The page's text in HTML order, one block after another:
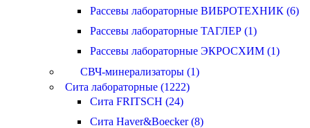
Рассевы лабораторные ВИБРОТЕХНИК (6)
Рассевы лабораторные ТАГЛЕР (1)
Рассевы лабораторные ЭКРОСХИМ (1)
СВЧ-минерализаторы (1)
Сита лабораторные (1222)
Сита FRITSCH (24)
Сита Haver&Boecker (8)